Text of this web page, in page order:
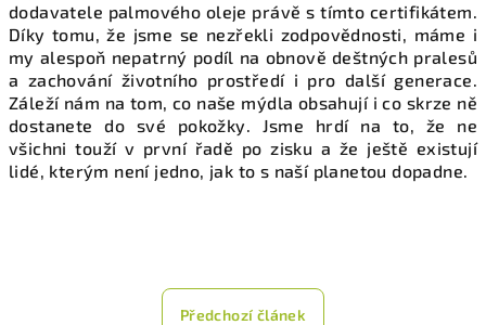
dodavatele palmového oleje právě s tímto certifikátem.
Díky tomu, že jsme se nezřekli zodpovědnosti, máme i
my alespoň nepatrný podíl na obnově deštných pralesů
a zachování životního prostředí i pro další generace.
Záleží nám na tom, co naše mýdla obsahují i co skrze ně
dostanete do své pokožky. Jsme hrdí na to, že ne
všichni touží v první řadě po zisku a že ještě existují
lidé, kterým není jedno, jak to s naší planetou dopadne.
Předchozí článek